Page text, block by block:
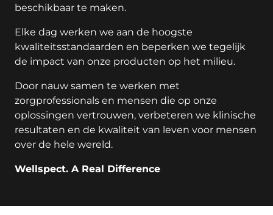
beschikbaar te maken.
Elke dag werken we aan de hoogste
kwaliteitsstandaarden en beperken we tegelijk
de impact van onze producten op het milieu.
Door nauw samen te werken met
zorgprofessionals en mensen die op onze
oplossingen vertrouwen, verbeteren we klinische
resultaten en de kwaliteit van leven voor mensen
over de hele wereld.
Wellspect. A Real Difference